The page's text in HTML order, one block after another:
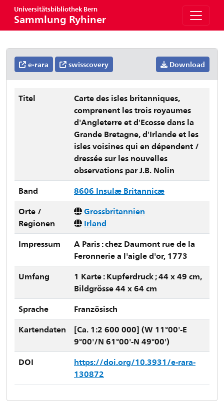
Universitätsbibliothek Bern
Sammlung Ryhiner
e-rara swisscovery Download
Titel
Carte des isles britanniques,
comprenent les trois royaumes
d'Angleterre et d'Ecosse dans la
Grande Bretagne, d'Irlande et les
isles voisines qui en dépendent /
dressée sur les nouvelles
observations par J.B. Nolin
Band
8606 Insulæ Britannicæ
Orte /
Regionen
Grossbritannien
Irland
Impressum
A Paris : chez Daumont rue de la
Feronnerie a l'aigle d'or, 1773
Umfang
1 Karte : Kupferdruck ; 44 x 49 cm,
Bildgrösse 44 x 64 cm
Sprache
Französisch
Kartendaten
[Ca. 1:2 600 000] (W 11°00'-E
9°00'/N 61°00'-N 49°00')
DOI
https://doi.org/10.3931/e-rara-
130872